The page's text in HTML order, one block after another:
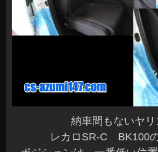
納車間もないヤリ
レカロSR-C BK100の